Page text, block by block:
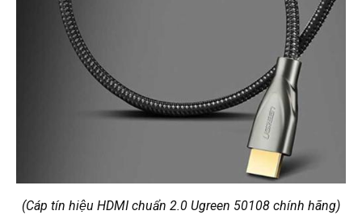
(Cáp tín hiệu HDMI chuẩn 2.0 Ugreen 50108 chính hãng)